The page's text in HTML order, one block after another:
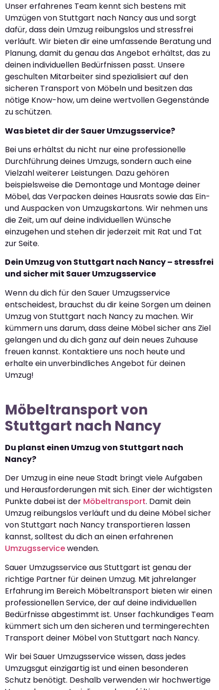
Unser erfahrenes Team kennt sich bestens mit
Umzügen von Stuttgart nach Nancy aus und sorgt
dafür, dass dein Umzug reibungslos und stressfrei
verläuft. Wir bieten dir eine umfassende Beratung und
Planung, damit du genau das Angebot erhältst, das zu
deinen individuellen Bedürfnissen passt. Unsere
geschulten Mitarbeiter sind spezialisiert auf den
sicheren Transport von Möbeln und besitzen das
nötige Know-how, um deine wertvollen Gegenstände
zu schützen.
Was bietet dir der Sauer Umzugsservice?
Bei uns erhältst du nicht nur eine professionelle
Durchführung deines Umzugs, sondern auch eine
Vielzahl weiterer Leistungen. Dazu gehören
beispielsweise die Demontage und Montage deiner
Möbel, das Verpacken deines Hausrats sowie das Ein-
und Auspacken von Umzugskartons. Wir nehmen uns
die Zeit, um auf deine individuellen Wünsche
einzugehen und stehen dir jederzeit mit Rat und Tat
zur Seite.
Dein Umzug von Stuttgart nach Nancy – stressfrei
und sicher mit Sauer Umzugsservice
Wenn du dich für den Sauer Umzugsservice
entscheidest, brauchst du dir keine Sorgen um deinen
Umzug von Stuttgart nach Nancy zu machen. Wir
kümmern uns darum, dass deine Möbel sicher ans Ziel
gelangen und du dich ganz auf dein neues Zuhause
freuen kannst. Kontaktiere uns noch heute und
erhalte ein unverbindliches Angebot für deinen
Umzug!
Möbeltransport von
Stuttgart nach Nancy
Du planst einen Umzug von Stuttgart nach
Nancy?
Der Umzug in eine neue Stadt bringt viele Aufgaben
und Herausforderungen mit sich. Einer der wichtigsten
Punkte dabei ist der Möbeltransport. Damit dein
Umzug reibungslos verläuft und du deine Möbel sicher
von Stuttgart nach Nancy transportieren lassen
kannst, solltest du dich an einen erfahrenen
Umzugsservicewenden.
Sauer Umzugsservice aus Stuttgart ist genau der
richtige Partner für deinen Umzug. Mit jahrelanger
Erfahrung im Bereich Möbeltransport bieten wir einen
professionellen Service, der auf deine individuellen
Bedürfnisse abgestimmt ist. Unser fachkundiges Team
kümmert sich um den sicheren und termingerechten
Transport deiner Möbel von Stuttgart nach Nancy.
Wir bei Sauer Umzugsservice wissen, dass jedes
Umzugsgut einzigartig ist und einen besonderen
Schutz benötigt. Deshalb verwenden wir hochwertige